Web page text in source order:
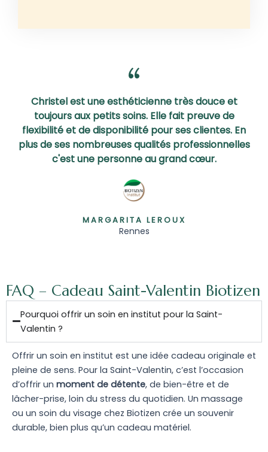
Christel est une esthéticienne très douce et
toujours aux petits soins. Elle fait preuve de
flexibilité et de disponibilité pour ses clientes. En
plus de ses nombreuses qualités professionnelles
c'est une personne au grand cœur.
MARGARITA LEROUX
Rennes
FAQ – Cadeau Saint-Valentin Biotizen
Pourquoi offrir un soin en institut pour la Saint-
Valentin ?
Offrir un soin en institut est une idée cadeau originale et
pleine de sens. Pour la Saint-Valentin, c’est l’occasion
d’offrir un moment de détente, de bien-être et de
lâcher-prise, loin du stress du quotidien. Un massage
ou un soin du visage chez Biotizen crée un souvenir
durable, bien plus qu’un cadeau matériel.